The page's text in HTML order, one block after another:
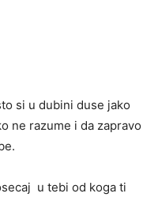
si u dubini duse jako
ne razume i da zapravo
u tebi od koga ti